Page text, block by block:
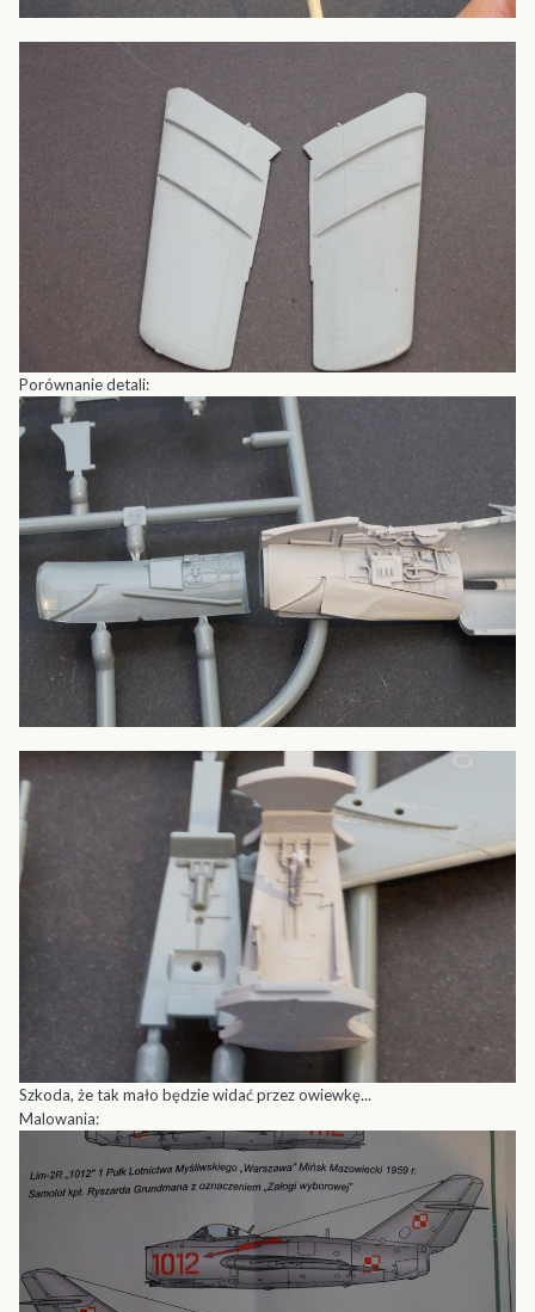
Porównanie detali:
Szkoda, że tak mało będzie widać przez owiewkę...
Malowania: